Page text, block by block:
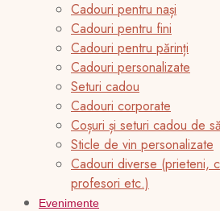
Cadouri pentru nași
Cadouri pentru fini
Cadouri pentru părinți
Cadouri personalizate
Seturi cadou
Cadouri corporate
Coșuri și seturi cadou de
Sticle de vin personalizate
Cadouri diverse (prieteni,
profesori etc.)
Evenimente